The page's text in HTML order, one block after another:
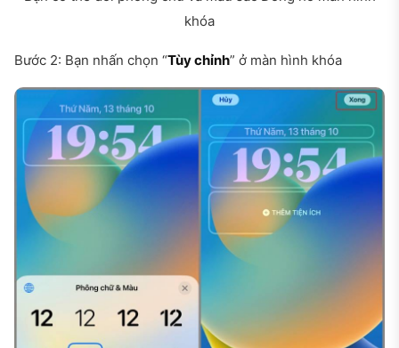
khóa
Bước 2: Bạn nhấn chọn “Tùy chỉnh” ở màn hình khóa